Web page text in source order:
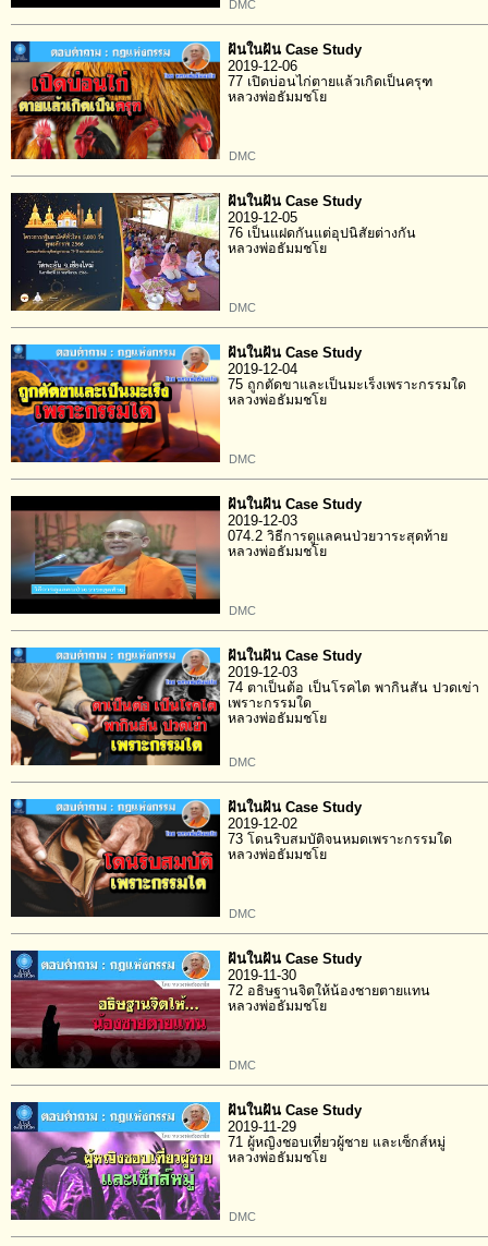
DMC
ฝันในฝัน Case Study
2019-12-06
77 เปิดบ่อนไก่ตายแล้วเกิดเป็นครุฑ
หลวงพ่อธัมมชโย
DMC
ฝันในฝัน Case Study
2019-12-05
76 เป็นแฝดกันแต่อุปนิสัยต่างกัน
หลวงพ่อธัมมชโย
DMC
ฝันในฝัน Case Study
2019-12-04
75 ถูกตัดขาและเป็นมะเร็งเพราะกรรมใด
หลวงพ่อธัมมชโย
DMC
ฝันในฝัน Case Study
2019-12-03
074.2 วิธีการดูแลคนป่วยวาระสุดท้าย
หลวงพ่อธัมมชโย
DMC
ฝันในฝัน Case Study
2019-12-03
74 ตาเป็นต้อ เป็นโรคไต พากินสัน ปวดเข่า
เพราะกรรมใด
หลวงพ่อธัมมชโย
DMC
ฝันในฝัน Case Study
2019-12-02
73 โดนริบสมบัติจนหมดเพราะกรรมใด
หลวงพ่อธัมมชโย
DMC
ฝันในฝัน Case Study
2019-11-30
72 อธิษฐานจิตให้น้องชายตายแทน
หลวงพ่อธัมมชโย
DMC
ฝันในฝัน Case Study
2019-11-29
71 ผู้หญิงชอบเที่ยวผู้ชาย และเซ็กส์หมู่
หลวงพ่อธัมมชโย
DMC